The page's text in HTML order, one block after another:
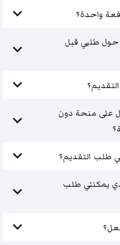
واحدة؟
حول طلبي قبل
على منحة دون
طلب التقديم؟
يمكنني طلب